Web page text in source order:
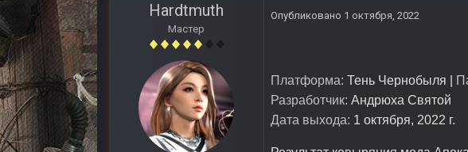
Hardtmuth
Мастер
Опубликовано 1 октября, 2022
Платформа: Тень Чернобыля |
Разработчик: Андрюха Святой
Дата выхода: 1 октября, 2022 г.